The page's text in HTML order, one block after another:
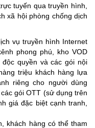
tuyến qua truyền hình,
xã hội phòng chống dịch
vụ truyền hình Internet
phong phú, kho VOD
quyền và các gói nội
triệu khách hàng lựa
riêng cho người dùng
gói OTT (sử dụng trên
giá đặc biệt cạnh tranh,
khách hàng có thể tham